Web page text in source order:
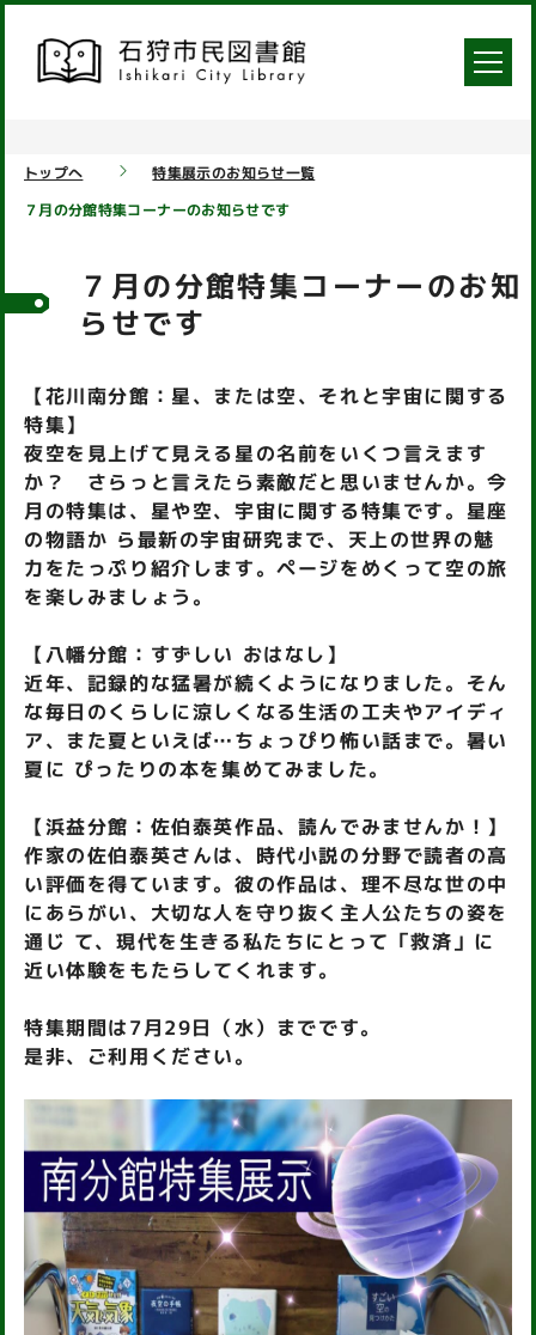
トップへ
特集展示のお知らせ一覧
７月の分館特集コーナーのお知らせです
７月の分館特集コーナーのお知
らせです
【花川南分館：星、または空、それと宇宙に関する
特集】
夜空を見上げて見える星の名前をいくつ言えます
か？ さらっと言えたら素敵だと思いませんか。今
月の特集は、星や空、宇宙に関する特集です。星座
の物語か ら最新の宇宙研究まで、天上の世界の魅
力をたっぷり紹介します。ページをめくって空の旅
を楽しみましょう。
【八幡分館：すずしい おはなし】
近年、記録的な猛暑が続くようになりました。そん
な毎日のくらしに涼しくなる生活の工夫やアイディ
ア、また夏といえば…ちょっぴり怖い話まで。暑い
夏に ぴったりの本を集めてみました。
【浜益分館：佐伯泰英作品、読んでみませんか！】
作家の佐伯泰英さんは、時代小説の分野で読者の高
い評価を得ています。彼の作品は、理不尽な世の中
にあらがい、大切な人を守り抜く主人公たちの姿を
通じ て、現代を生きる私たちにとって「救済」に
近い体験をもたらしてくれます。
特集期間は7月29日（水）までです。
是非、ご利用ください。